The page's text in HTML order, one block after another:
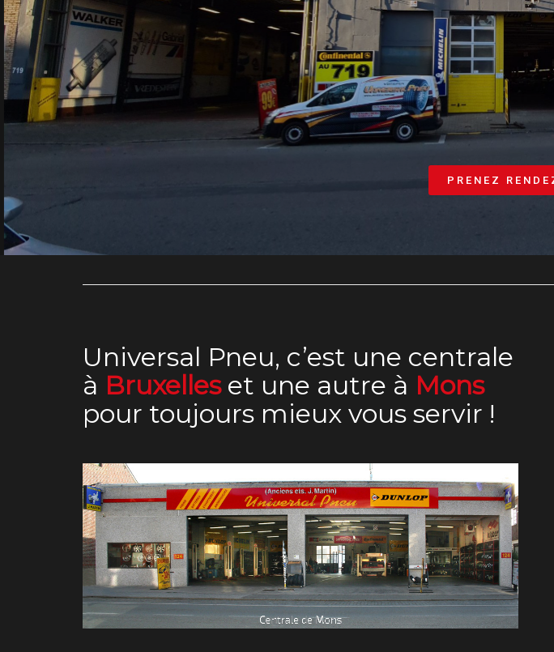
PRENEZ
Universal Pneu, c’est une centrale
à Bruxelleset une autre à Mons
pour toujours mieux vous servir !